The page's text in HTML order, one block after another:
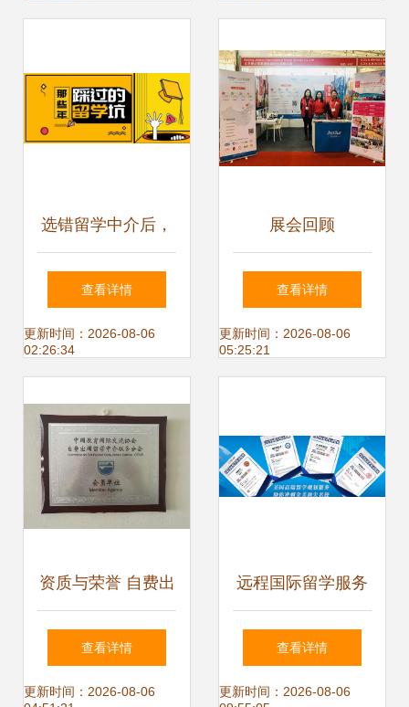
选错留学中介后，
你可能遇到的坑
查看详情
更新时间：2026-08-06
02:26:34
展会回顾
2018COTTM，洞
察旅业新业态与自
务动向
查看详情
更新时间：2026-08-06
05:25:21
资质与荣誉 自费出
国留学中介服务的
核心保障
查看详情
更新时间：2026-08-06
远程国际留学服务
机构与自费出国留
学中介服务全解析
查看详情
更新时间：2026-08-06